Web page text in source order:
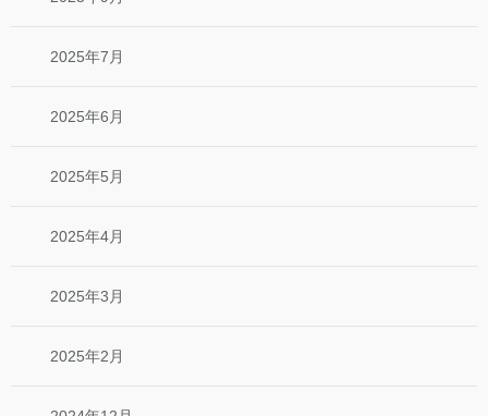
2025年7月
2025年6月
2025年5月
2025年4月
2025年3月
2025年2月